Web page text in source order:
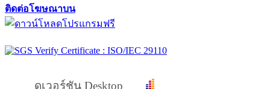
ติดต่อโฆษณาบน
ดูเวอร์ชัน Desktop